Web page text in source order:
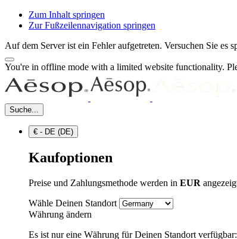
Zum Inhalt springen
Zur Fußzeilennavigation springen
Auf dem Server ist ein Fehler aufgetreten. Versuchen Sie es
You're in offline mode with a limited website functionality.
Suche...
€ - DE (DE)
Kaufoptionen
Preise und Zahlungsmethode werden in EUR
Wähle Deinen Standort
Währung ändern
Es ist nur eine Währung für Deinen Standort verfügbar: